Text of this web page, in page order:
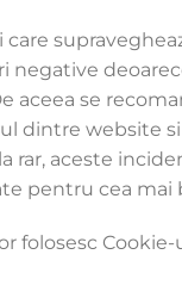
se
dintre website
aceste
pentru cea